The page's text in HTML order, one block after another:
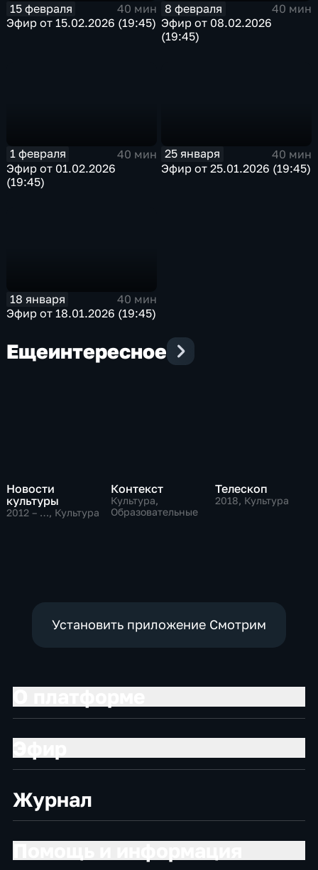
15 февраля
40 мин
Эфир от 15.02.2026 (19:45)
8 февраля
40 мин
Эфир от 08.02.2026
(19:45)
1 февраля
40 мин
Эфир от 01.02.2026
(19:45)
25 января
40 мин
Эфир от 25.01.2026 (19:45)
18 января
40 мин
Эфир от 18.01.2026 (19:45)
Ещеинтересное
Новости
культуры
2012 – …, Культура
Контекст
Культура,
Образовательные
Телескоп
2018, Культура
Установить приложение Смотрим
Журнал